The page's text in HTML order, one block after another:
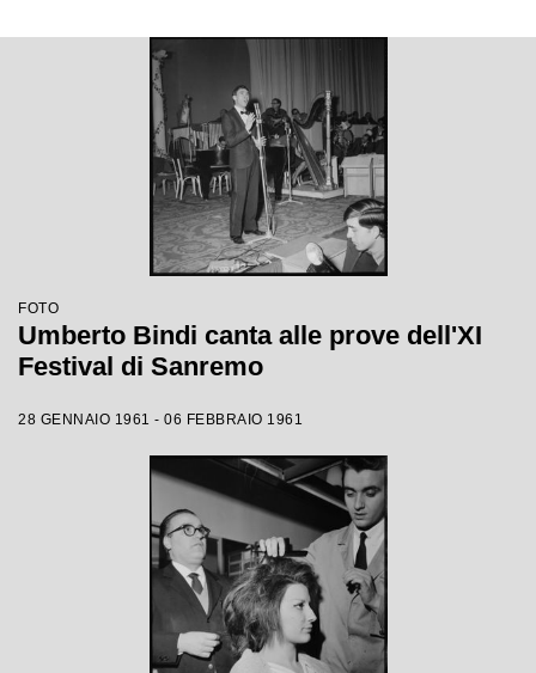
FOTO
Umberto Bindi canta alle prove dell'XI
Festival di Sanremo
28 GENNAIO 1961 - 06 FEBBRAIO 1961